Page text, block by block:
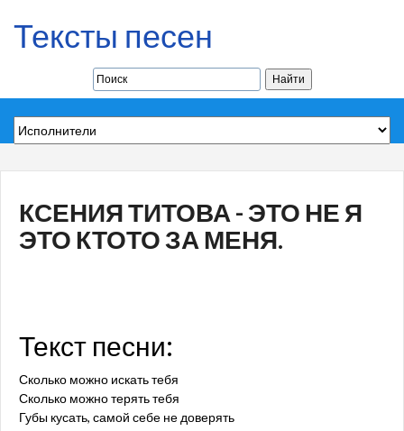
Тексты песен
КСЕНИЯ ТИТОВА - ЭТО НЕ Я
ЭТО КТОТО ЗА МЕНЯ.
Текст песни:
Сколько можно искать тебя
Сколько можно терять тебя
Губы кусать, самой себе не доверять